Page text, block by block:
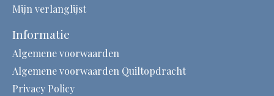
Mijn verlanglijst
Informatie
Algemene voorwaarden
Algemene voorwaarden Quiltopdracht
Privacy Policy